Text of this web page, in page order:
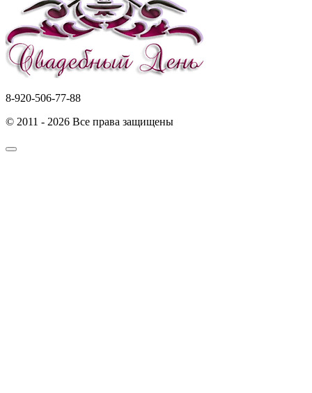
8-920-506-77-88
© 2011 - 2026 Все права защищены